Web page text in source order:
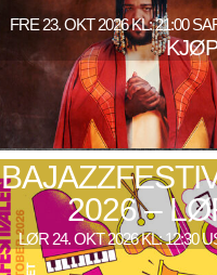
FRE 23. OKT 2026 KL: 21:00
2026 –
LØR 24. OKT 2026 KL: 12:30